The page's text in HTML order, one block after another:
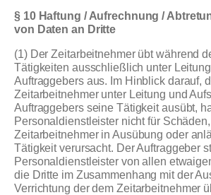
§ 10 Haftung / Aufrechnung /
von Daten an Dritte
(1) Der Zeitarbeitnehmer übt während
Tätigkeiten ausschließlich unter
Auftraggebers aus. Im Hinblick darauf,
Zeitarbeitnehmer unter Leitung und
Auftraggebers seine Tätigkeit ausübt,
Personaldienstleister nicht für
Zeitarbeitnehmer in Ausübung oder
Tätigkeit verursacht. Der Auftraggeber
Personaldienstleister von allen
die Dritte im Zusammenhang mit der
Verrichtung der dem Zeitarbeitnehmer